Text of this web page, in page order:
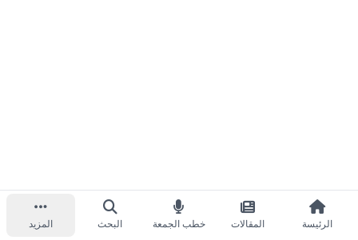
الرئيسة المقالات خطب الجمعة البحث المزيد